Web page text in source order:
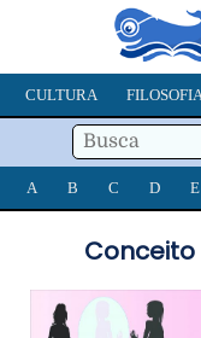
CULTURA
A B C D E
Conceito